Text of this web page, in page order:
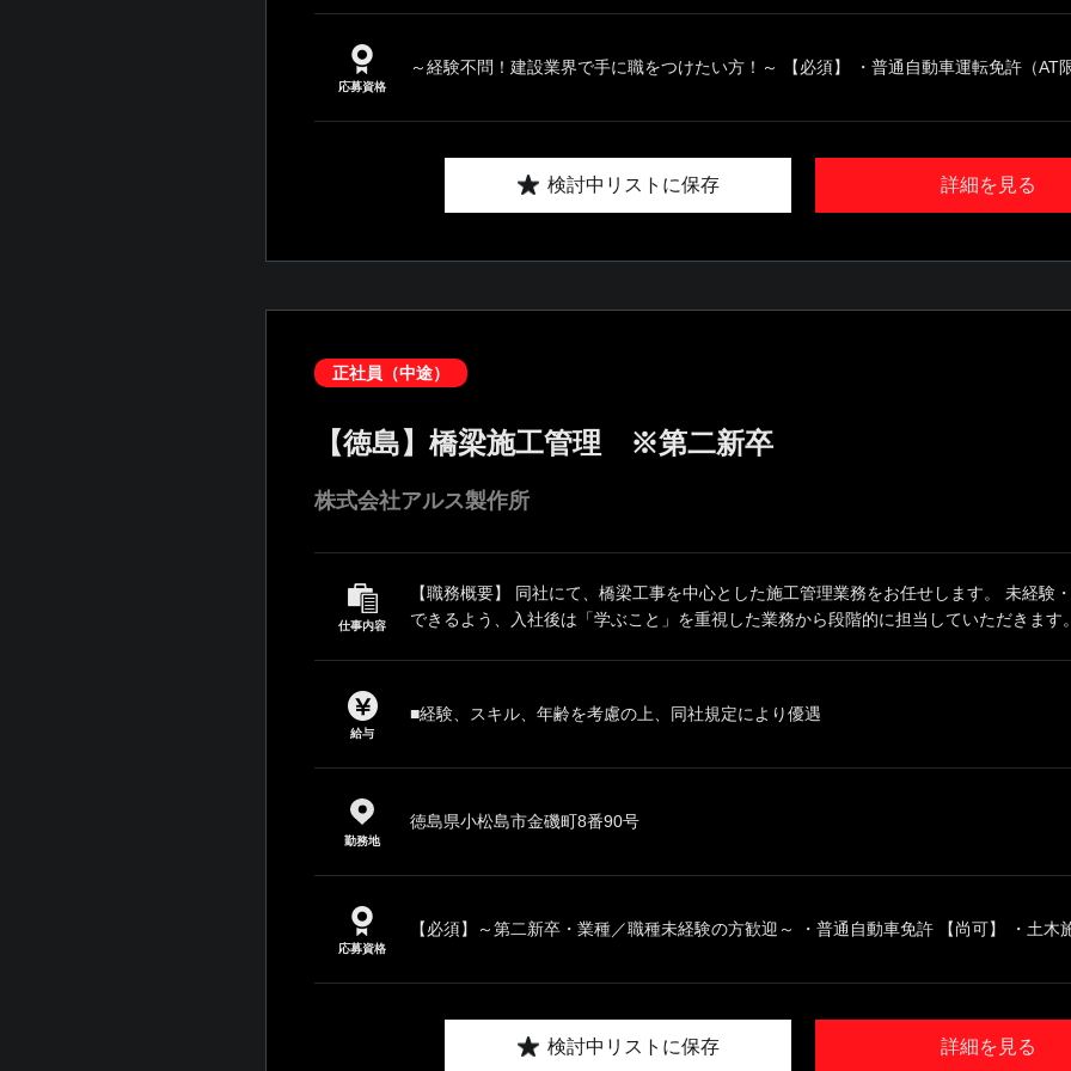
応募資格
～経験不問！建設業界で手に職をつけたい方！～ 【必須】 ・普通自動車運転免許（AT
詳細を見る
検討中リストに保存
正社員（中途）
【徳島】橋梁施工管理 ※第二新卒
株式会社アルス製作所
仕事内容
【職務概要】 同社にて、橋梁工事を中心とした施工管理業務をお任せします。 未経験
できるよう、入社後は「学ぶこと」を重視した業務から段階的に担当していただきます
給与
■経験、スキル、年齢を考慮の上、同社規定により優遇
勤務地
徳島県小松島市金磯町8番90号
応募資格
【必須】～第二新卒・業種／職種未経験の方歓迎～ ・普通自動車免許 【尚可】 ・土木
詳細を見る
検討中リストに保存